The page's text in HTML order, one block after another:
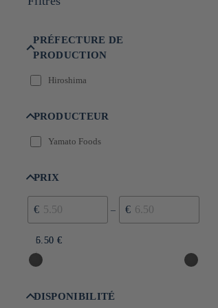
:
PRÉFECTURE DE
PRODUCTION
Hiroshima
PRODUCTEUR
Yamato Foods
PRIX
€ – €
5.50 €
6.50 €
DISPONIBILITÉ